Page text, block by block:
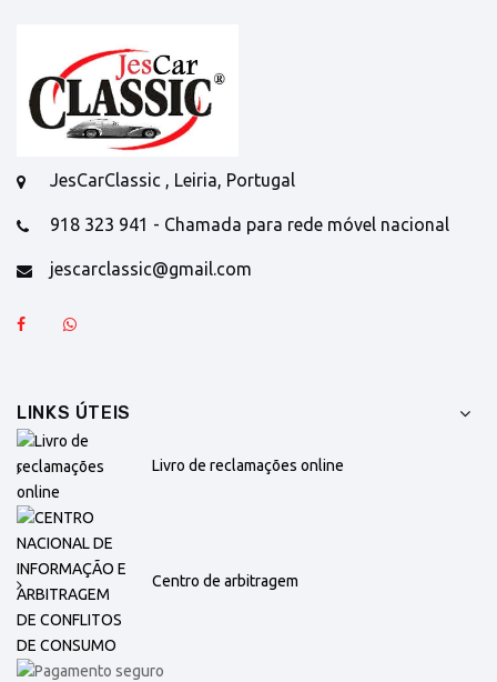
JesCarClassic , Leiria, Portugal
918 323 941 - Chamada para rede móvel nacional
jescarclassic@gmail.com
LINKS ÚTEIS
Livro de reclamações online
Centro de arbitragem